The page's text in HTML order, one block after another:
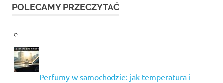
POLECAMY PRZECZYTAĆ
Perfumy w samochodzie: jak temperatura i